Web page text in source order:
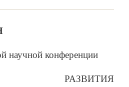
научной конференции
РАЗВИТИЯ